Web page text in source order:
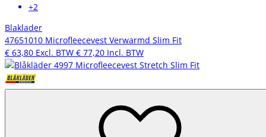
+2
Blaklader
47651010 Microfleecevest Verwarmd Slim Fit
€ 63,80 Excl. BTW € 77,20 Incl. BTW